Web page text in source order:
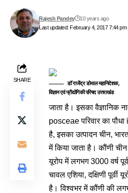
Last updated: February 4, 2017 7:44 pm
Rajesh Pandey 10 years ago
SHARE
डॉ राजेंद्र डोभाल महानिदेशक,
विज्ञान एवं प्रौद्योगिकी परिषद उत्तराखंड
जाता है। इसका वैज्ञानिक
posceae परिवार का
है, इसका उत्पादन चीन,
में किया जाता है। कौंणी
यूरोप में लगभग 3000 वर्ष
चावल एशिया, दक्षिणी पूर्वी
है। विश्वभर में कौंणी की